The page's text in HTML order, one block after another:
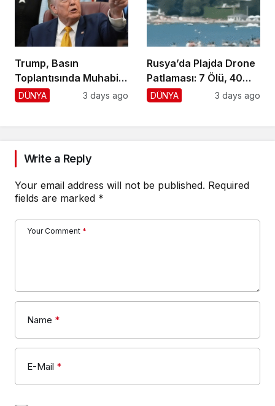
Trump, Basın
Toplantısında Muhabiri
Fena Yerden Aldı
DÜNYA 3 days ago
Rusya’da Plajda Drone
Patlaması: 7 Ölü, 40
Yaralı
DÜNYA 3 days ago
Write a Reply
Your email address will not be published. Required
fields are marked *
Your Comment *
Name *
E-Mail *